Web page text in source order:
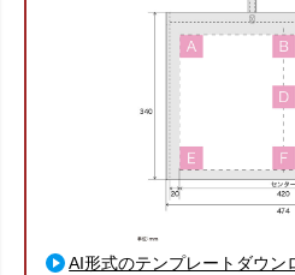
AI形式のテンプレートダウン